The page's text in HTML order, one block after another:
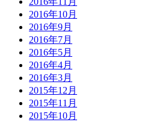
2016年10月
2016年9月
2016年7月
2016年5月
2016年4月
2016年3月
2015年12月
2015年11月
2015年10月